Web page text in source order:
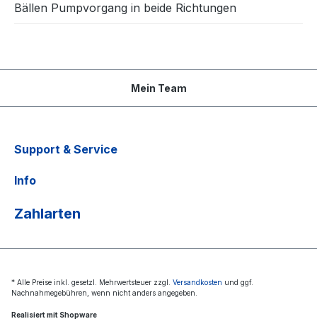
Bällen Pumpvorgang in beide Richtungen
Mein Team
Support & Service
Info
Zahlarten
* Alle Preise inkl. gesetzl. Mehrwertsteuer zzgl. Versandkosten und ggf.
Nachnahmegebühren, wenn nicht anders angegeben.
Realisiert mit Shopware